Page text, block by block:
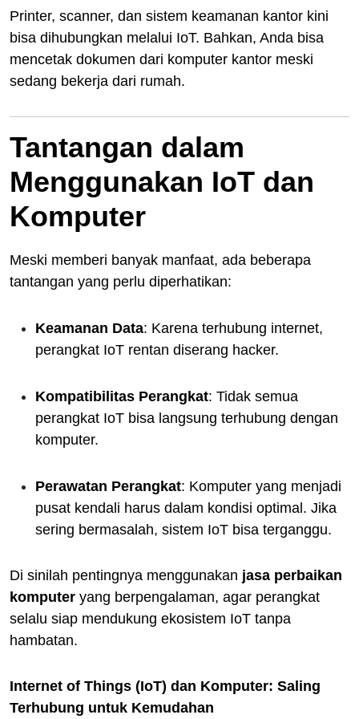
Printer, scanner, dan sistem keamanan kantor kini
bisa dihubungkan melalui IoT. Bahkan, Anda bisa
mencetak dokumen dari komputer kantor meski
sedang bekerja dari rumah.
Tantangan dalam
Menggunakan IoT dan
Komputer
Meski memberi banyak manfaat, ada beberapa
tantangan yang perlu diperhatikan:
Keamanan Data: Karena terhubung internet,
perangkat IoT rentan diserang hacker.
Kompatibilitas Perangkat: Tidak semua
perangkat IoT bisa langsung terhubung dengan
komputer.
Perawatan Perangkat: Komputer yang menjadi
pusat kendali harus dalam kondisi optimal. Jika
sering bermasalah, sistem IoT bisa terganggu.
Di sinilah pentingnya menggunakan jasa perbaikan
komputer yang berpengalaman, agar perangkat
selalu siap mendukung ekosistem IoT tanpa
hambatan.
Internet of Things (IoT) dan Komputer: Saling
Terhubung untuk Kemudahan